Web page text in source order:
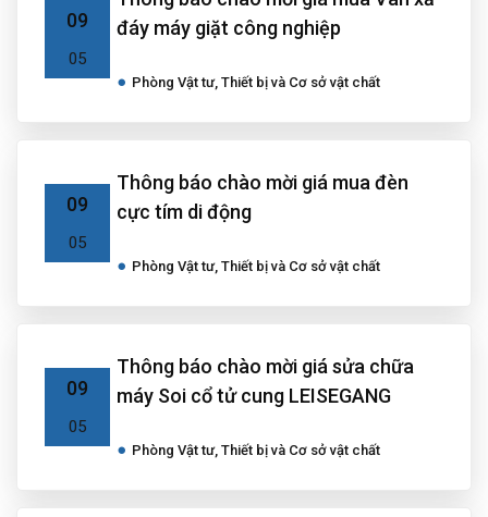
09
05
đáy máy giặt công nghiệp
Phòng Vật tư, Thiết bị và Cơ sở vật chất
09
05
Thông báo chào mời giá mua đèn
cực tím di động
Phòng Vật tư, Thiết bị và Cơ sở vật chất
09
05
Thông báo chào mời giá sửa chữa
máy Soi cổ tử cung LEISEGANG
Phòng Vật tư, Thiết bị và Cơ sở vật chất